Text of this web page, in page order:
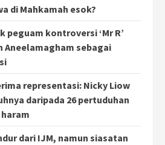
di Mahkamah esok?
peguam kontroversi ‘Mr R’
Aneelamagham sebagai
representasi: Nicky Liow
daripada 26 pertuduhan
dari IJM, namun siasatan